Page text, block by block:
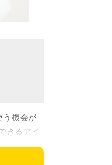
う機会が
きるアイ